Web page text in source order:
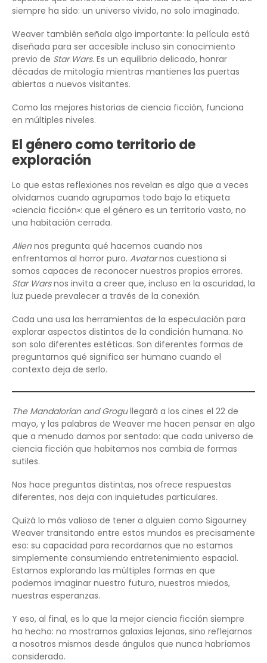
siempre ha sido: un universo vivido, no solo imaginado.
Weaver también señala algo importante: la película está
diseñada para ser accesible incluso sin conocimiento
previo de Star Wars. Es un equilibrio delicado, honrar
décadas de mitología mientras mantienes las puertas
abiertas a nuevos visitantes.
Como las mejores historias de ciencia ficción, funciona
en múltiples niveles.
El género como territorio de
exploración
Lo que estas reflexiones nos revelan es algo que a veces
olvidamos cuando agrupamos todo bajo la etiqueta
«ciencia ficción»: que el género es un territorio vasto, no
una habitación cerrada.
Aliennos pregunta qué hacemos cuando nos
enfrentamos al horror puro. Avatarnos cuestiona si
somos capaces de reconocer nuestros propios errores.
Star Warsnos invita a creer que, incluso en la oscuridad, la
luz puede prevalecer a través de la conexión.
Cada una usa las herramientas de la especulación para
explorar aspectos distintos de la condición humana. No
son solo diferentes estéticas. Son diferentes formas de
preguntarnos qué significa ser humano cuando el
contexto deja de serlo.
The Mandalorian and Grogullegará a los cines el 22 de
mayo, y las palabras de Weaver me hacen pensar en algo
que a menudo damos por sentado: que cada universo de
ciencia ficción que habitamos nos cambia de formas
sutiles.
Nos hace preguntas distintas, nos ofrece respuestas
diferentes, nos deja con inquietudes particulares.
Quizá lo más valioso de tener a alguien como Sigourney
Weaver transitando entre estos mundos es precisamente
eso: su capacidad para recordarnos que no estamos
simplemente consumiendo entretenimiento espacial.
Estamos explorando las múltiples formas en que
podemos imaginar nuestro futuro, nuestros miedos,
nuestras esperanzas.
Y eso, al final, es lo que la mejor ciencia ficción siempre
ha hecho: no mostrarnos galaxias lejanas, sino reflejarnos
a nosotros mismos desde ángulos que nunca habríamos
considerado.